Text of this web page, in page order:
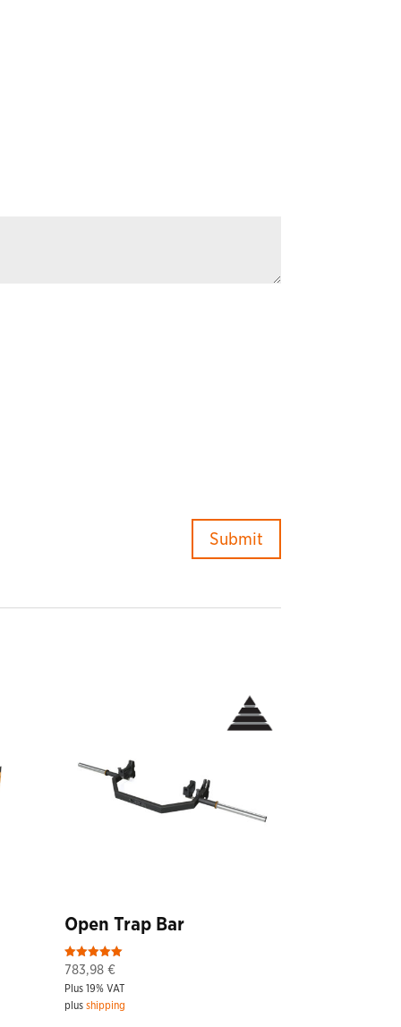
Open Trap Bar
Rated
out of 5
783,98€
Plus 19% VAT
plusshipping